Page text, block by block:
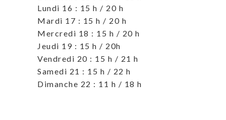
Lundi 16 : 15 h / 20 h
Mardi 17 : 15 h / 20 h
Mercredi 18 : 15 h / 20 h
Jeudi 19 : 15 h / 20h
Vendredi 20 : 15 h / 21 h
Samedi 21 : 15 h / 22 h
Dimanche 22 : 11 h / 18 h